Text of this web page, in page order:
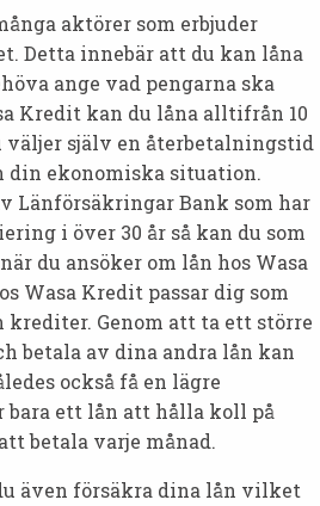
aktörer som erbjuder
Detta innebär att du kan låna
ange vad pengarna ska
Kredit kan du låna alltifrån 10
väljer själv en återbetalningstid
din ekonomiska situation.
Länförsäkringar Bank som har
i över 30 år så kan du som
du ansöker om lån hos Wasa
Wasa Kredit passar dig som
Genom att ta ett större
betala av dina andra lån kan
också få en lägre
bara ett lån att hålla koll på
betala varje månad.
även försäkra dina lån vilket